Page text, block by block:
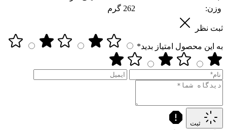
وزن:
262 گرم
ثبت نظر
به این محصول امتیاز بدید*
ثبت